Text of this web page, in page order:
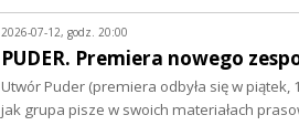
2026-07-12, godz. 20:00
PUDER. Premiera nowego
Utwór Puder (premiera odbyła się w piątek,
jak grupa pisze w swoich materiałach